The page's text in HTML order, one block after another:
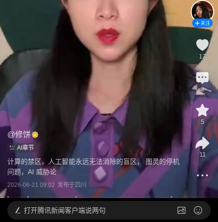
@修饼
AI章节
计算的禁区，人工智能永远无法消除的盲区， 图灵的停机
问题，AI 威胁论
2026-06-21 09:02 发布于四川
关注
17
2
5
11
打开腾讯新闻客户端说两句